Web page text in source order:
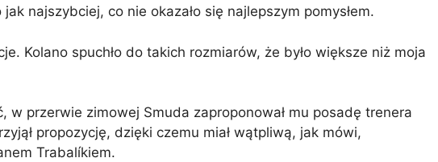
najszybciej, co nie okazało się najlepszym pomysłem.
Kolano spuchło do takich rozmiarów, że było większe niż moja
w przerwie zimowej Smuda zaproponował mu posadę trenera
propozycję, dzięki czemu miał wątpliwą, jak mówi,
Trabalíkiem.